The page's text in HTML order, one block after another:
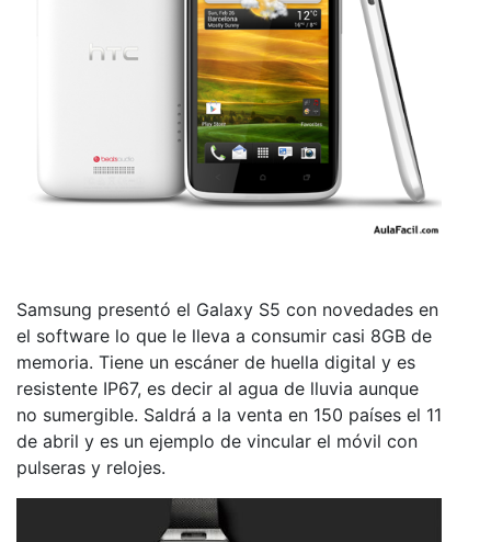
Samsung presentó el Galaxy S5 con novedades en
el software lo que le lleva a consumir casi 8GB de
memoria. Tiene un escáner de huella digital y es
resistente IP67, es decir al agua de lluvia aunque
no sumergible. Saldrá a la venta en 150 países el 11
de abril y es un ejemplo de vincular el móvil con
pulseras y relojes.